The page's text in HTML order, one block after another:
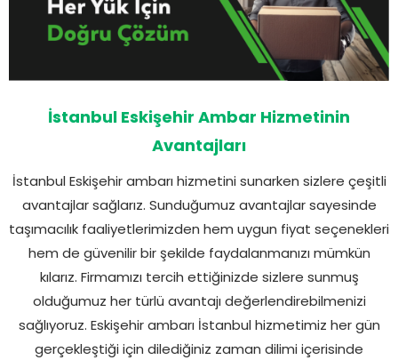
İstanbul Eskişehir Ambar Hizmetinin
Avantajları
İstanbul Eskişehir ambarı hizmetini sunarken sizlere çeşitli
avantajlar sağlarız. Sunduğumuz avantajlar sayesinde
taşımacılık faaliyetlerimizden hem uygun fiyat seçenekleri
hem de güvenilir bir şekilde faydalanmanızı mümkün
kılarız. Firmamızı tercih ettiğinizde sizlere sunmuş
olduğumuz her türlü avantajı değerlendirebilmenizi
sağlıyoruz. Eskişehir ambarı İstanbul hizmetimiz her gün
gerçekleştiği için dilediğiniz zaman dilimi içerisinde